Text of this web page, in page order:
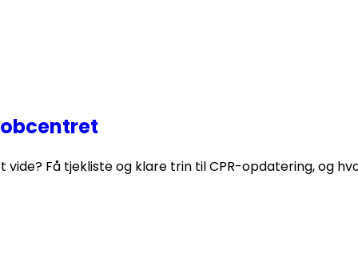
Få tjekliste og klare trin til CPR-opdatering, og